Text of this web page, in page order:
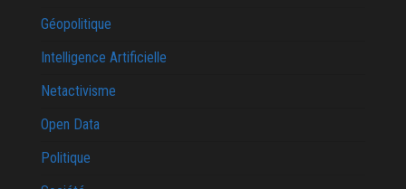
Géopolitique
Intelligence Artificielle
Netactivisme
Open Data
Politique